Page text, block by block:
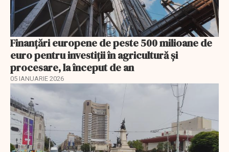
Finanţări europene de peste 500 milioane de
euro pentru investiţii în agricultură şi
procesare, la început de an
05 IANUARIE 2026